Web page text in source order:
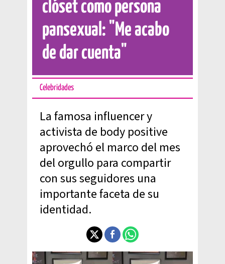
clóset como persona
pansexual: "Me acabo
de dar cuenta"
Celebridades
La famosa influencer y
activista de body positive
aprovechó el marco del mes
del orgullo para compartir
con sus seguidores una
importante faceta de su
identidad.